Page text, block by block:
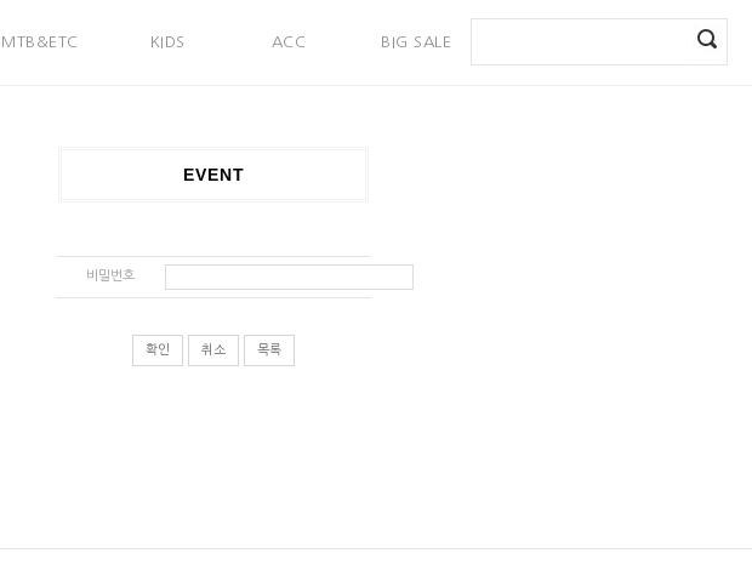
MTB&ETC KIDS ACC BIG SALE
EVENT
비밀번호
확인 취소 목록